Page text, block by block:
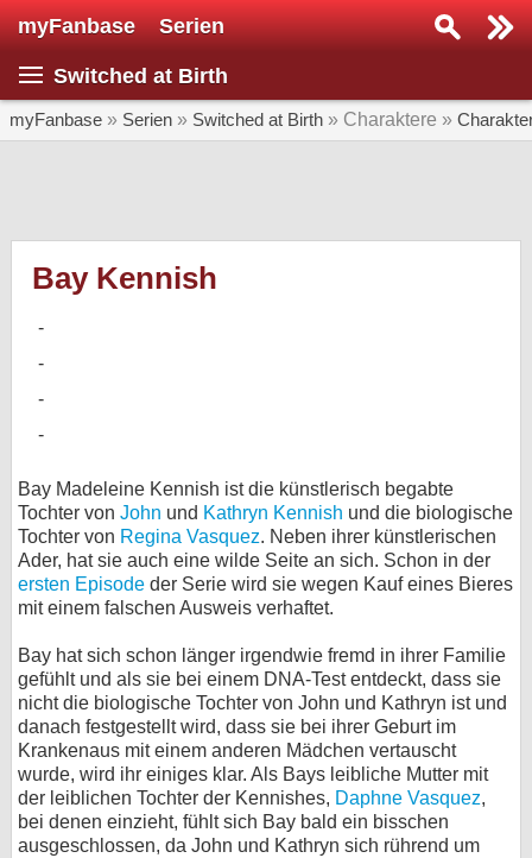
myFanbase Serien
Switched at Birth
myFanbase » Serien » Switched at Birth » Charaktere »
Bay Kennish
Bay Madeleine Kennish ist die künstlerisch begabte
Tochter von John und Kathryn Kennish und die biologische
Tochter von Regina Vasquez. Neben ihrer künstlerischen
Ader, hat sie auch eine wilde Seite an sich. Schon in der
ersten Episode der Serie wird sie wegen Kauf eines Bieres
mit einem falschen Ausweis verhaftet.
Bay hat sich schon länger irgendwie fremd in ihrer Familie
gefühlt und als sie bei einem DNA-Test entdeckt, dass sie
nicht die biologische Tochter von John und Kathryn ist und
danach festgestellt wird, dass sie bei ihrer Geburt im
Krankenaus mit einem anderen Mädchen vertauscht
wurde, wird ihr einiges klar. Als Bays leibliche Mutter mit
der leiblichen Tochter der Kennishes, Daphne Vasquez,
bei denen einzieht, fühlt sich Bay bald ein bisschen
ausgeschlossen, da John und Kathryn sich rührend um
Serie suchen...
SERIEN
Forum
bei X
bei Facebook
Kontakt
Nutzungsbedingungen
Datenschutz
Cookie-Einstellungen